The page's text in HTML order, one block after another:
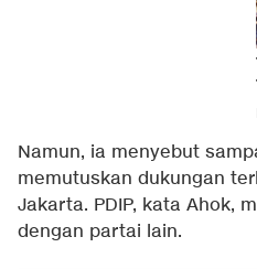
Namun, ia menyebut
memutuskan dukungan
Jakarta. PDIP, kata Ahok,
dengan partai lain.